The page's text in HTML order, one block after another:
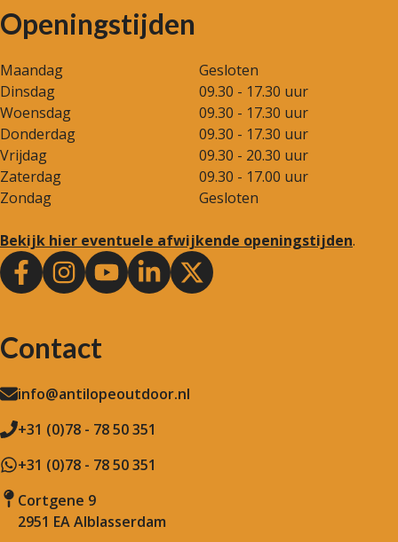
Openingstijden
Maandag
Gesloten
Dinsdag
09.30 - 17.30 uur
Woensdag
09.30 - 17.30 uur
Donderdag
09.30 - 17.30 uur
Vrijdag
09.30 - 20.30 uur
Zaterdag
09.30 - 17.00 uur
Zondag
Gesloten
Bekijk hier eventuele afwijkende openingstijden.
Contact
info@antilopeoutdoor.nl
+31 (0)78 - 78 50 351
+31 (0)78 - 78 50 351
Cortgene 9
2951 EA Alblasserdam